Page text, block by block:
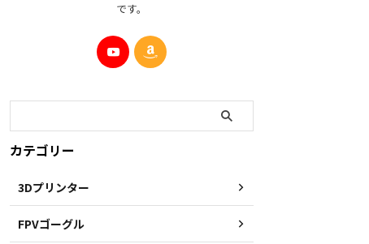
です。
カテゴリー
3Dプリンター
FPVゴーグル